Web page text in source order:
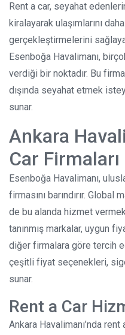
Rent a car, seyahat
kiralayarak ulaşımlarını
gerçekleştirmelerini
Esenboğa Havalimanı,
verdiği bir noktadır. Bu
dışında seyahat etmek
sunar.
Ankara
Car Firmaları
Esenboğa Havalimanı,
firmasını barındırır. Global
de bu alanda hizmet
tanınmış markalar, uygun
diğer firmalara göre tercih
çeşitli fiyat seçenekleri,
sunar.
Rent a Car
Ankara Havalimanı’nda